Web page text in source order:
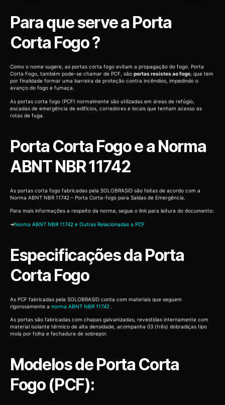
Para que serve a Porta
Corta Fogo ?
Como o nome sugere, as portas corta fogo evitam a propagação do fogo. Porta
Corta Fogo, também pode-se chamar de PCF, são portas resistes ao fogo , que tem
por finalidade formar uma barreira de proteção contra incêndios, impedindo o
avanço do fogo e fumaça.
As portas corta fogo (PCF) normalmente são utilizadas em áreas de refúgio,
escadas de emergência de edifícios, corredores e locais que tenham acesso as
rotas de fuga.
Porta Corta Fogo e a Norma
ABNT NBR 11742
As portas corta fogo fabricadas pela SOLOBRASID são feitas de acordo com a
Norma ABNT NBR 11742 – Porta Corta-fogo para Saídas de Emergência.
Para mais informações a respeito da norma, segue o link para leitura do documento:
➜Norma ABNT NBR 11742 e Outras Relacionadas a PCF
Especificações da Porta
Corta Fogo
As PCF fabricadas pela SOLOBRASID conta com materiais que seguem
rigorosamente a norma ABNT NBR 11742 .
As portas são fabricadas com chapas galvanizadas, revestidas internamente com
material isolante térmico de alta densidade, acompanha 03 (três) dobradiças tipo
mola por folha e fechadura de sobrepor.
Modelos de Porta Corta
Fogo (PCF):